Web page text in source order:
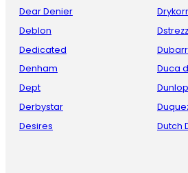
Dear Denier
Deblon
Dedicated
Denham
Dept
Derbystar
Desires
Duca
Dunlop
Dutch